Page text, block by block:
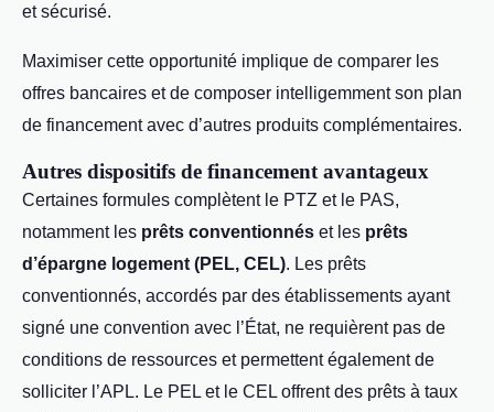
et sécurisé.
Maximiser cette opportunité implique de comparer les
offres bancaires et de composer intelligemment son plan
de financement avec d’autres produits complémentaires.
Autres dispositifs de financement avantageux
Certaines formules complètent le PTZ et le PAS,
notamment les prêts conventionnés et les prêts
d’épargne logement (PEL, CEL). Les prêts
conventionnés, accordés par des établissements ayant
signé une convention avec l’État, ne requièrent pas de
conditions de ressources et permettent également de
solliciter l’APL. Le PEL et le CEL offrent des prêts à taux